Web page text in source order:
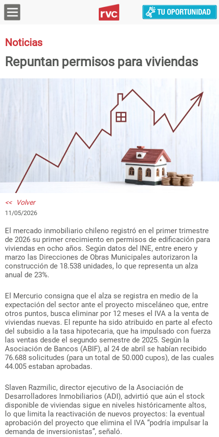
Noticias
Repuntan permisos para viviendas
<< Volver
11/05/2026
El mercado inmobiliario chileno registró en el primer trimestre
de 2026 su primer crecimiento en permisos de edificación para
viviendas en ocho años. Según datos del INE, entre enero y
marzo las Direcciones de Obras Municipales autorizaron la
construcción de 18.538 unidades, lo que representa un alza
anual de 23%.
El Mercurio consigna que el alza se registra en medio de la
expectación del sector ante el proyecto misceláneo que, entre
otros puntos, busca eliminar por 12 meses el IVA a la venta de
viviendas nuevas. El repunte ha sido atribuido en parte al efecto
del subsidio a la tasa hipotecaria, que ha impulsado con fuerza
las ventas desde el segundo semestre de 2025. Según la
Asociación de Bancos (ABIF), al 24 de abril se habían recibido
76.688 solicitudes (para un total de 50.000 cupos), de las cuales
44.005 estaban aprobadas.
Slaven Razmilic, director ejecutivo de la Asociación de
Desarrolladores Inmobiliarios (ADI), advirtió que aún el stock
disponible de viviendas sigue en niveles históricamente altos,
lo que limita la reactivación de nuevos proyectos: la eventual
aprobación del proyecto que elimina el IVA “podría impulsar la
demanda de inversionistas”, señaló.